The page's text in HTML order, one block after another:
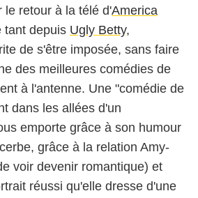
le retour à la télé d'America
tant depuis Ugly Betty,
de s'être imposée, sans faire
des meilleures comédies de
à l'antenne. Une "comédie de
dans les allées d'un
emporte grâce à son humour
grâce à la relation Amy-
voir devenir romantique) et
réussi qu'elle dresse d'une